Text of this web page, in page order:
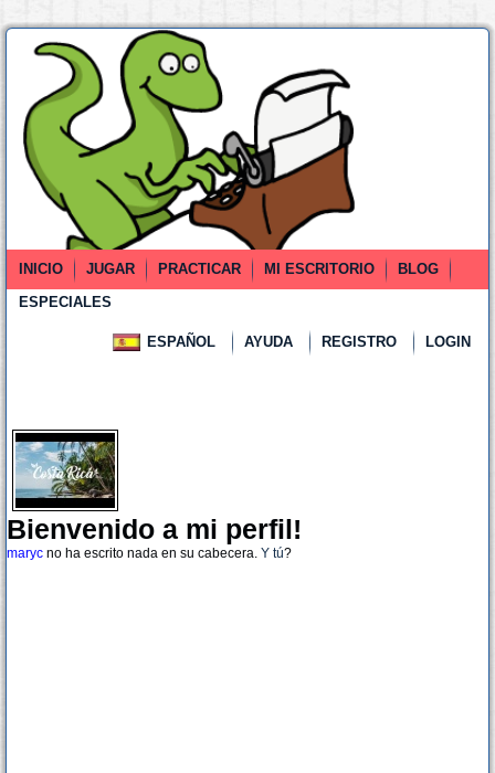
INICIO JUGAR PRACTICAR MI ESCRITORIO
BLOG
ESPECIALES
ESPAÑOL AYUDA REGISTRO LOGIN
Bienvenido a mi perfil!
maryc no ha escrito nada en su cabecera. Y tú?